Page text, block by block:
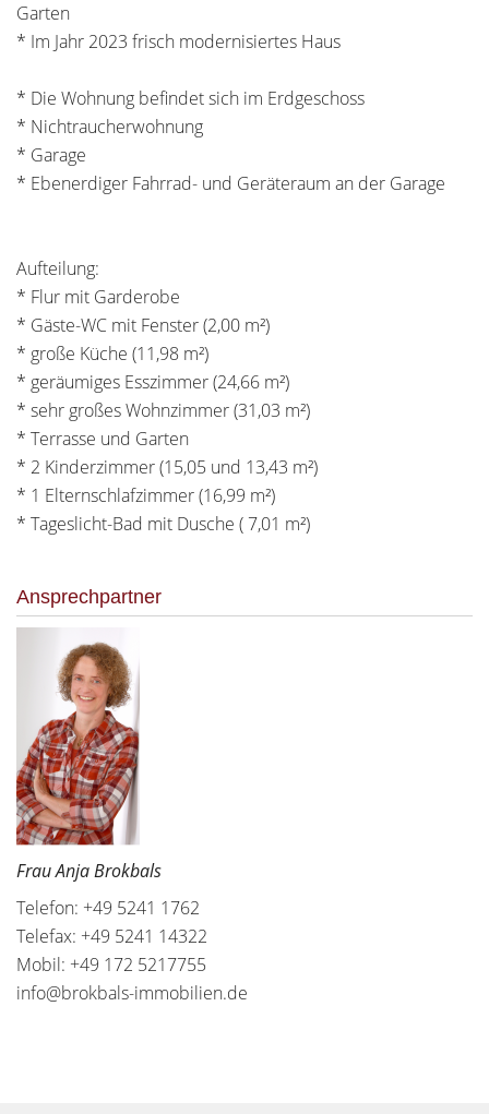
Garten
* Im Jahr 2023 frisch modernisiertes Haus
* Die Wohnung befindet sich im Erdgeschoss
* Nichtraucherwohnung
* Garage
* Ebenerdiger Fahrrad- und Geräteraum an der Garage
Aufteilung:
* Flur mit Garderobe
* Gäste-WC mit Fenster (2,00 m²)
* große Küche (11,98 m²)
* geräumiges Esszimmer (24,66 m²)
* sehr großes Wohnzimmer (31,03 m²)
* Terrasse und Garten
* 2 Kinderzimmer (15,05 und 13,43 m²)
* 1 Elternschlafzimmer (16,99 m²)
* Tageslicht-Bad mit Dusche ( 7,01 m²)
Ansprechpartner
Frau Anja Brokbals
Telefon: +49 5241 1762
Telefax: +49 5241 14322
Mobil: +49 172 5217755
info@brokbals-immobilien.de